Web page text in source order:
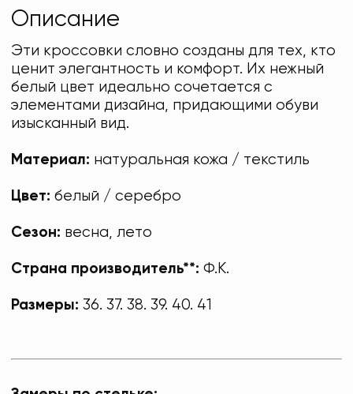
Описание
Эти кроссовки словно созданы для тех, кто
ценит элегантность и комфорт. Их нежный
белый цвет идеально сочетается с
элементами дизайна, придающими обуви
изысканный вид.
Материал: натуральная кожа / текстиль
Цвет: белый / серебро
Сезон: весна, лето
Страна производитель**: Ф.К.
Размеры: 36. 37. 38. 39. 40. 41